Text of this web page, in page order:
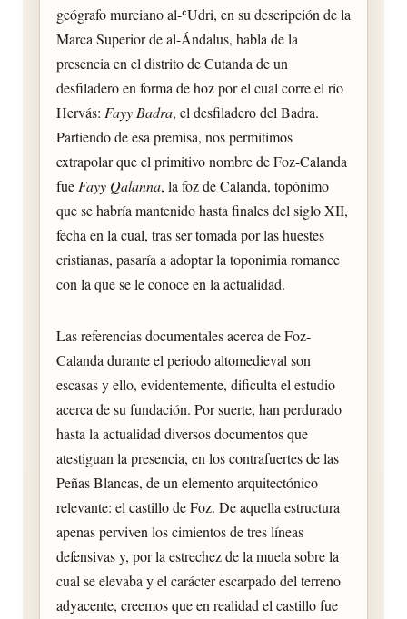
geógrafo murciano al-ʿUdri, en su descripción de la
Marca Superior de al-Ándalus, habla de la
presencia en el distrito de Cutanda de un
desfiladero en forma de hoz por el cual corre el río
Hervás: Fayy Badra, el desfiladero del Badra.
Partiendo de esa premisa, nos permitimos
extrapolar que el primitivo nombre de Foz-Calanda
fueFayy Qalanna, la foz de Calanda, topónimo
que se habría mantenido hasta finales del siglo XII,
fecha en la cual, tras ser tomada por las huestes
cristianas, pasaría a adoptar la toponimia romance
con la que se le conoce en la actualidad.
Las referencias documentales acerca de Foz-
Calanda durante el periodo altomedieval son
escasas y ello, evidentemente, dificulta el estudio
acerca de su fundación. Por suerte, han perdurado
hasta la actualidad diversos documentos que
atestiguan la presencia, en los contrafuertes de las
Peñas Blancas, de un elemento arquitectónico
relevante: el castillo de Foz. De aquella estructura
apenas perviven los cimientos de tres líneas
defensivas y, por la estrechez de la muela sobre la
cual se elevaba y el carácter escarpado del terreno
adyacente, creemos que en realidad el castillo fue